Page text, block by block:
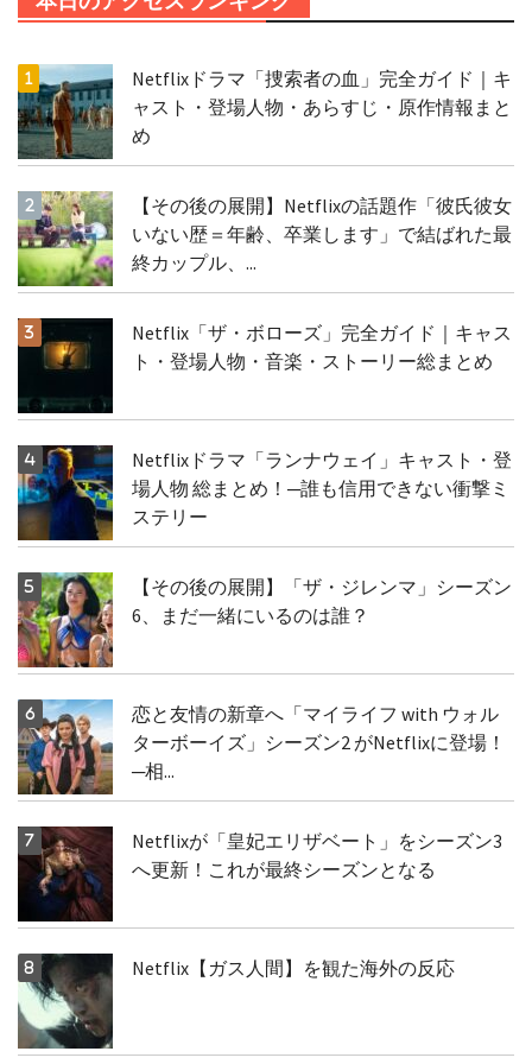
Netflixドラマ「捜索者の血」完全ガイド｜キ
ャスト・登場人物・あらすじ・原作情報まと
め
【その後の展開】Netflixの話題作「彼氏彼女
いない歴＝年齢、卒業します」で結ばれた最
終カップル、...
Netflix「ザ・ボローズ」完全ガイド｜キャス
ト・登場人物・音楽・ストーリー総まとめ
Netflixドラマ「ランナウェイ」キャスト・登
場人物 総まとめ！─誰も信用できない衝撃ミ
ステリー
【その後の展開】「ザ・ジレンマ」シーズン
6、まだ一緒にいるのは誰？
恋と友情の新章へ「マイライフ with ウォル
ターボーイズ」シーズン2 がNetflixに登場！
─相...
Netflixが「皇妃エリザベート」をシーズン3
へ更新！これが最終シーズンとなる
Netflix【ガス人間】を観た海外の反応